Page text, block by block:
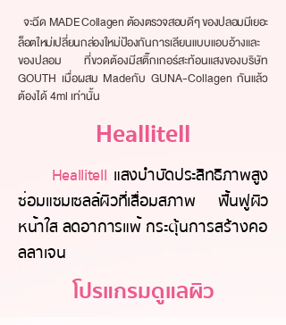
จะฉีด MADE Collagen ต้องตรวจสอบดีๆ ของปลอมมีเยอะ
ล็อตใหม่เปลี่ยนกล่องใหม่ป้องกันการเลียนแบบแอบอ้างและ
ของปลอม ที่ขวดต้องมีสติ๊กเกอร์สะท้อนแสงของบริษัท
GOUTH เมื่อผสม Madeกับ GUNA-Collagen กันแล้ว
ต้องได้ 4ml เท่านั้น
Heallitell
Heallitell แสงบำบัดประสิทธิภาพสูง
ซ่อมแซมเซลล์ผิวที่เสื่อมสภาพ ฟื้นฟูผิว
หน้าใส ลดอาการแพ้กระตุ้นการสร้างคอ
ลลาเจน
โปรแกรมดูแลผิว